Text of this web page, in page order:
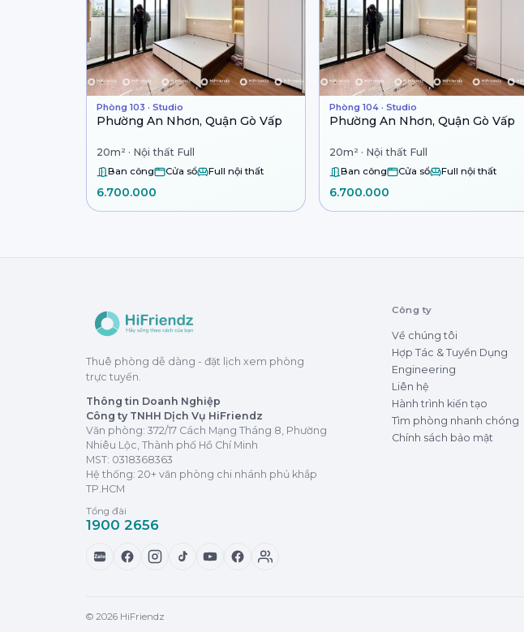
Phòng 103 · Studio
Phường An Nhơn, Quận Gò Vấp
20m² · Nội thất Full
Ban công Cửa sổ Full nội thất
6.700.000
Phòng 104 · Studio
Phường An Nhơn, Quận Gò Vấp
20m² · Nội thất Full
Ban công Cửa sổ Full nội thất
6.700.000
Thuê phòng dễ dàng - đặt lịch xem phòng
trực tuyến.
Thông tin Doanh Nghiệp
Công ty TNHH Dịch Vụ HiFriendz
Văn phòng: 372/17 Cách Mạng Tháng 8, Phường
Nhiêu Lộc, Thành phố Hồ Chí Minh
MST: 0318368363
Hệ thống: 20+ văn phòng chi nhánh phủ khắp
TP.HCM
Tổng đài
1900 2656
Zalo
Công ty
Về chúng tôi
Hợp Tác & Tuyển Dụng
Engineering
Liên hệ
Hành trình kiến tạo
Tìm phòng nhanh chóng
Chính sách bảo mật
© 2026 HiFriendz